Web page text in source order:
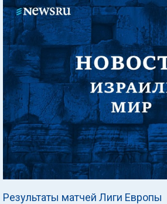
Результаты матчей Лиги Европы